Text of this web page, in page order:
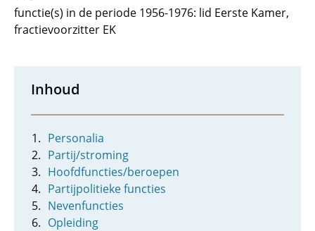
functie(s) in de periode 1956-1976: lid Eerste Kamer,
fractievoorzitter EK
Inhoud
Personalia
Partij/stroming
Hoofdfuncties/beroepen
Partijpolitieke functies
Nevenfuncties
Opleiding